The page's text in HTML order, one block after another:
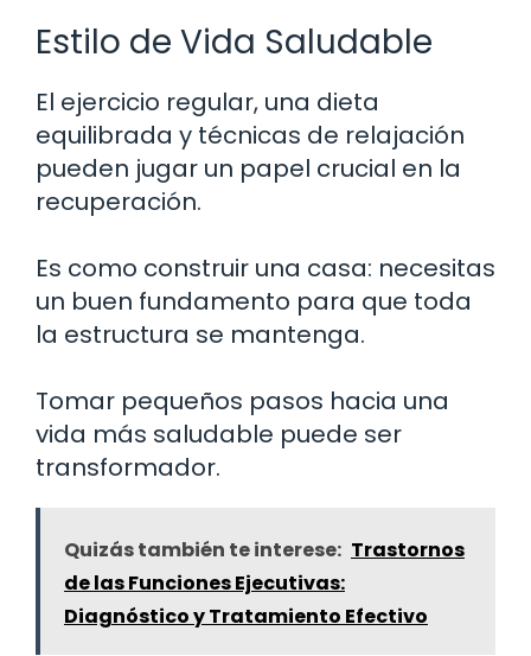
Estilo de Vida Saludable
El ejercicio regular, una dieta
equilibrada y técnicas de relajación
pueden jugar un papel crucial en la
recuperación.
Es como construir una casa: necesitas
un buen fundamento para que toda
la estructura se mantenga.
Tomar pequeños pasos hacia una
vida más saludable puede ser
transformador.
Quizás también te interese: Trastornos
de las Funciones Ejecutivas:
Diagnóstico y Tratamiento Efectivo